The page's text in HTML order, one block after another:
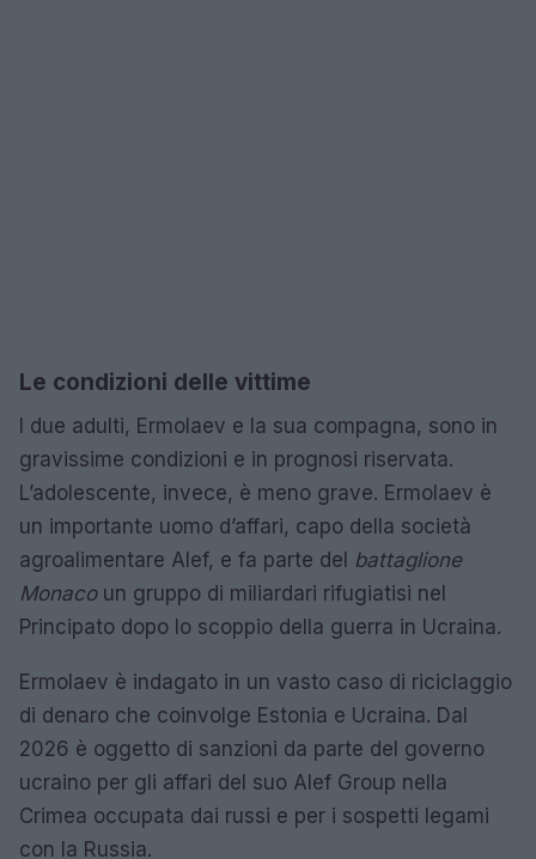
Le condizioni delle vittime
I due adulti, Ermolaev e la sua compagna, sono in
gravissime condizioni e in prognosi riservata.
L’adolescente, invece, è meno grave. Ermolaev è
un importante uomo d’affari, capo della società
agroalimentare Alef, e fa parte del battaglione
Monacoun gruppo di miliardari rifugiatisi nel
Principato dopo lo scoppio della guerra in Ucraina.
Ermolaev è indagato in un vasto caso di riciclaggio
di denaro che coinvolge Estonia e Ucraina. Dal
2026 è oggetto di sanzioni da parte del governo
ucraino per gli affari del suo Alef Group nella
Crimea occupata dai russi e per i sospetti legami
con la Russia.